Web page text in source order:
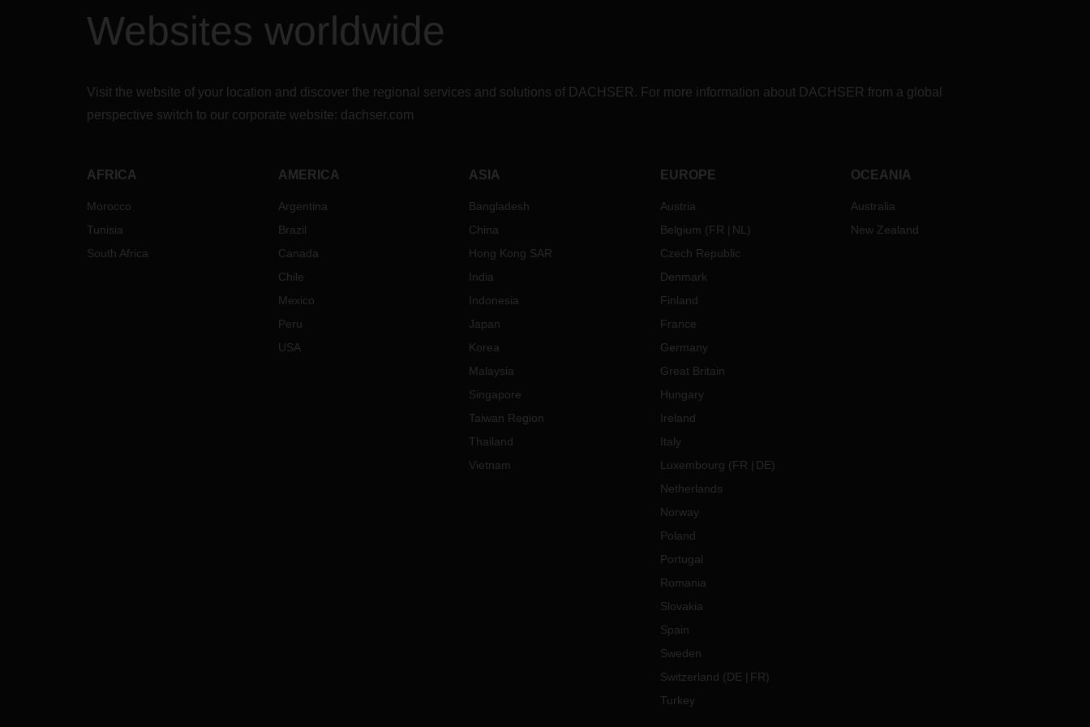
Websites worldwide
Visit the website of your location and discover the regional services and solutions of DACHSER. For more information about DACHSER from a global
perspective switch to our corporate website: dachser.com
AFRICA
Morocco
Tunisia
South Africa
AMERICA
Argentina
Brazil
Canada
Chile
Mexico
Peru
USA
ASIA
Bangladesh
China
Hong Kong SAR
India
Indonesia
Japan
Korea
Malaysia
Singapore
Taiwan Region
Thailand
Vietnam
EUROPE
Austria
Belgium (FR NL )
Czech Republic
Denmark
Finland
France
Germany
Great Britain
Hungary
Ireland
Italy
Luxembourg (FR DE)
Netherlands
Norway
Poland
Portugal
Romania
Slovakia
Spain
Sweden
Switzerland (DE FR)
Turkey
OCEANIA
Australia
New Zealand